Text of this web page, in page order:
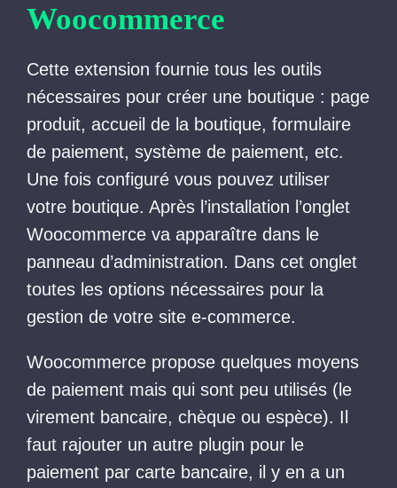
Woocommerce
Cette extension fournie tous les outils
nécessaires pour créer une boutique : page
produit, accueil de la boutique, formulaire
de paiement, système de paiement, etc.
Une fois configuré vous pouvez utiliser
votre boutique. Après l’installation l’onglet
Woocommerce va apparaître dans le
panneau d’administration. Dans cet onglet
toutes les options nécessaires pour la
gestion de votre site e-commerce.
Woocommerce propose quelques moyens
de paiement mais qui sont peu utilisés (le
virement bancaire, chèque ou espèce). Il
faut rajouter un autre plugin pour le
paiement par carte bancaire, il y en a un